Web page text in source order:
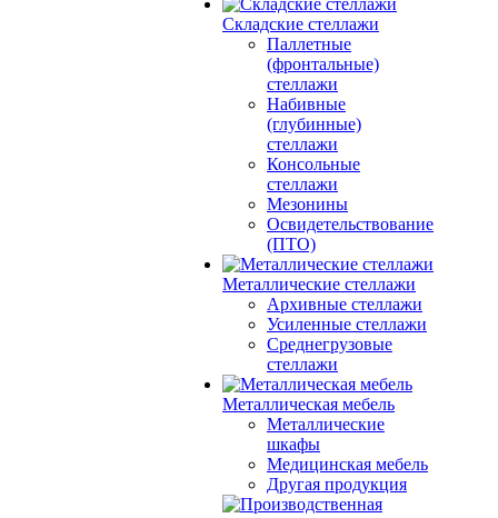
Складские стеллажи
Паллетные
(фронтальные)
стеллажи
Набивные
(глубинные)
стеллажи
Консольные
стеллажи
Мезонины
Освидетельствование
(ПТО)
Металлические стеллажи
Архивные стеллажи
Усиленные стеллажи
Среднегрузовые
стеллажи
Металлическая мебель
Металлические
шкафы
Медицинская мебель
Другая продукция